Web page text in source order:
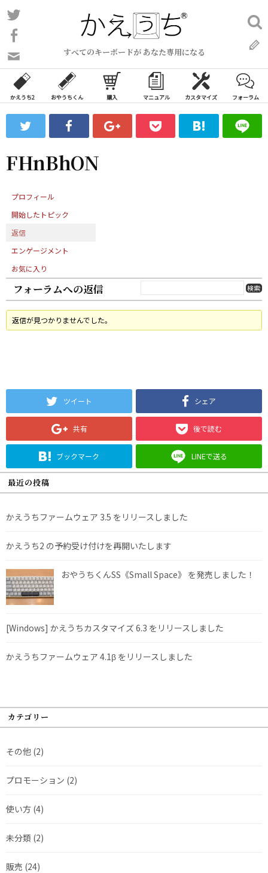
コ
ン
ン
ツ
ス
ッ
プ
すべてのキーボードが あなた専用になる
い
合
わ
フ
ォ
ム
検
索:
かえうち2 おやうちくん 購入 マニュアル カスタマイズ フォーラム
FHnBhON
プロフィール
開始したトピック
返信
エンゲージメント
お気に入り
フォーラムへの返信
返信が見つかりませんでした。
ツイート シェア
共有 後で読む
ブックマーク LINEで送る
最近の投稿
かえうちファームウェア 3.5 をリリースしました
かえうち2 の予約受け付けを再開いたします
おやうちくんSS《Small Space》 を発売しました！
[Windows] かえうちカスタマイズ 6.3 をリリースしました
かえうちファームウェア 4.1β をリリースしました
カテゴリー
その他 (2)
プロモーション (2)
使い方 (4)
未分類 (2)
販売 (24)